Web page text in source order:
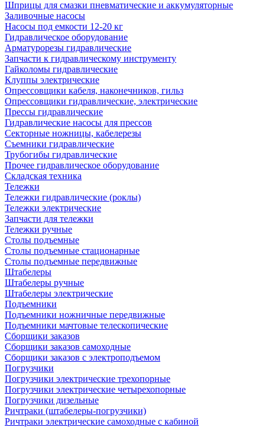
Шприцы для смазки пневматические и аккумуляторные
Заливочные насосы
Насосы под емкости 12-20 кг
Гидравлическое оборудование
Арматурорезы гидравлические
Запчасти к гидравлическому инструменту
Гайколомы гидравлические
Клуппы электрические
Опрессовщики кабеля, наконечников, гильз
Опрессовщики гидравлические, электрические
Прессы гидравлические
Гидравлические насосы для прессов
Секторные ножницы, кабелерезы
Съемники гидравлические
Трубогибы гидравлические
Прочее гидравлическое оборудование
Складская техника
Тележки
Тележки гидравлические (роклы)
Тележки электрические
Запчасти для тележки
Тележки ручные
Столы подъемные
Столы подъемные стационарные
Столы подъемные передвижные
Штабелеры
Штабелеры ручные
Штабелеры электрические
Подъемники
Подъемники ножничные передвижные
Подъемники мачтовые телескопические
Сборщики заказов
Сборщики заказов самоходные
Сборщики заказов с электроподъемом
Погрузчики
Погрузчики электрические трехопорные
Погрузчики электрические четырехопорные
Погрузчики дизельные
Ричтраки (штабелеры-погрузчики)
Ричтраки электрические самоходные с кабиной